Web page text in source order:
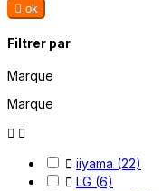
 ok
Filtrer par
Marque
Marque
 
 iiyama (22)
 LG (6)